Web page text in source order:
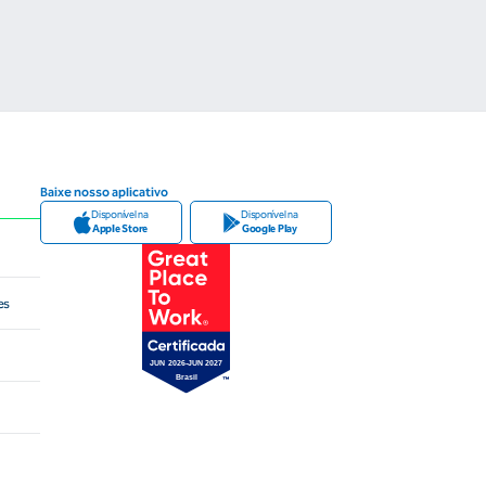
Baixe nosso aplicativo
Disponível na
Apple Store
Disponível na
Google Play